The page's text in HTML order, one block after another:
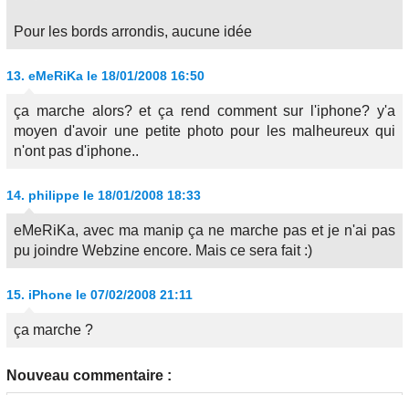
Pour les bords arrondis, aucune idée
13. eMeRiKa le 18/01/2008 16:50
ça marche alors? et ça rend comment sur l'iphone? y'a
moyen d'avoir une petite photo pour les malheureux qui
n'ont pas d'iphone..
14. philippe le 18/01/2008 18:33
eMeRiKa, avec ma manip ça ne marche pas et je n'ai pas
pu joindre Webzine encore. Mais ce sera fait :)
15. iPhone le 07/02/2008 21:11
ça marche ?
Nouveau commentaire :